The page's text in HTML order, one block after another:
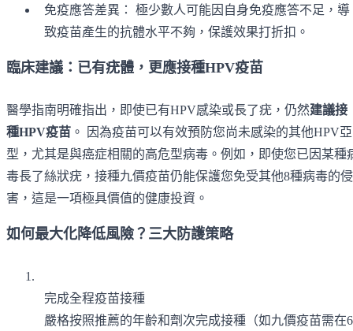
免疫應答差異： 極少數人可能因自身免疫應答不足，導
致疫苗產生的抗體水平不夠，保護效果打折扣。
臨床建議：已有疣體，更應接種HPV疫苗
醫學指南明確指出，即使已有HPV感染或長了疣，仍然建議接
種HPV疫苗 。 因為疫苗可以有效預防您尚未感染的其他HPV亞
型，尤其是與癌症相關的高危型病毒。例如，即使您已因某種
毒長了絲狀疣，接種九價疫苗仍能保護您免受其他8種病毒的侵
害，這是一項極具價值的健康投資。
如何最大化降低風險？三大防護策略
完成全程疫苗接種
嚴格按照推薦的年齡和劑次完成接種（如九價疫苗需在6